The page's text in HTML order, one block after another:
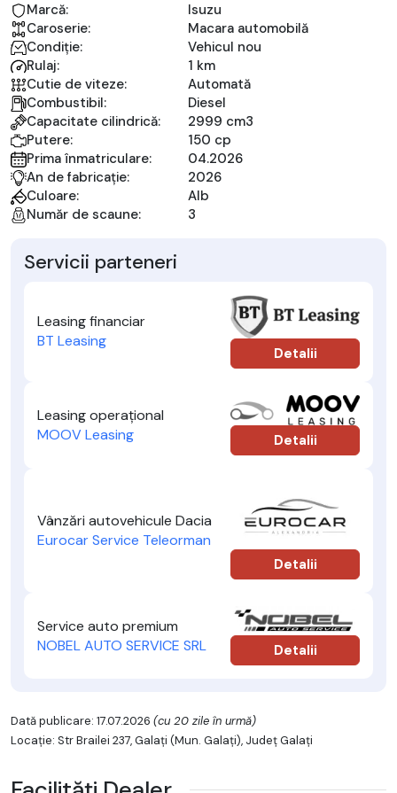
Marcă:
Isuzu
Caroserie:
Macara automobilă
Condiție:
Vehicul nou
Rulaj:
1 km
Cutie de viteze:
Automată
Combustibil:
Diesel
Capacitate cilindrică:
2999 cm3
Putere:
150 cp
Prima înmatriculare:
04.2026
An de fabricație:
2026
Culoare:
Alb
Număr de scaune:
3
Servicii parteneri
Leasing financiar
BT Leasing
Detalii
Leasing operațional
MOOV Leasing
Detalii
Vânzări autovehicule Dacia
Eurocar Service Teleorman
Detalii
Service auto premium
NOBEL AUTO SERVICE SRL
Detalii
Dată publicare: 17.07.2026 (cu 20 zile în urmă)
Locație: Str Brailei 237, Galaţi (Mun. Galaţi), Județ Galaţi